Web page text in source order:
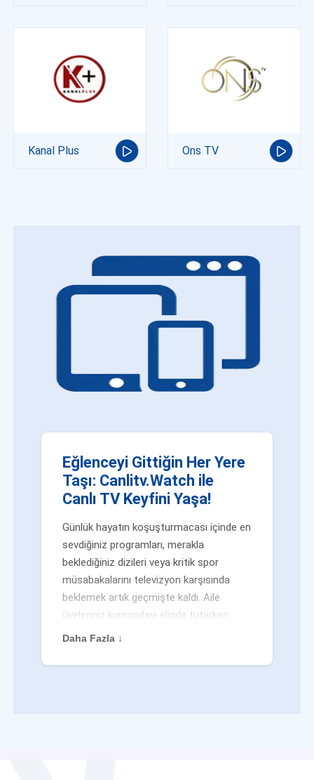
Kanal Plus Ons TV
Eğlenceyi Gittiğin Her Yere
Taşı: Canlitv.Watch ile
Canlı TV Keyfini Yaşa!
Günlük hayatın koşuşturmacası içinde en
sevdiğiniz programları, merakla
beklediğiniz dizileri veya kritik spor
müsabakalarını televizyon karşısında
beklemek artık geçmişte kaldı. Aile
üyeleriniz kumandayı elinde tutarken
veya siz evden uzaktayken bile
değilsiniz. Geleneksel yayıncılığın
Daha Fazla ↓